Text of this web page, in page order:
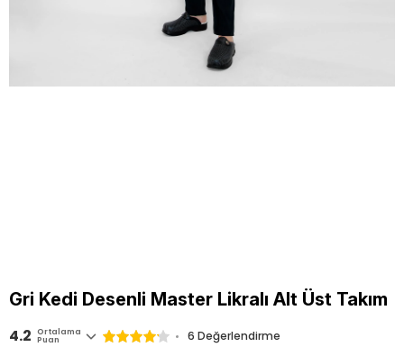
Gri Kedi Desenli Master Likralı Alt Üst Takım
4.2 Ortalama
Puan 6 Değerlendirme